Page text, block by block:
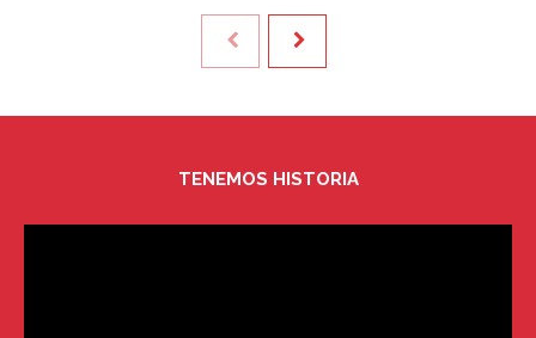
TENEMOS HISTORIA